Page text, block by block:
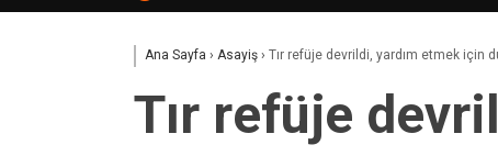
Ana Sayfa › Asayiş › Tır refüje devrildi, yardım etmek için
Tır refüje